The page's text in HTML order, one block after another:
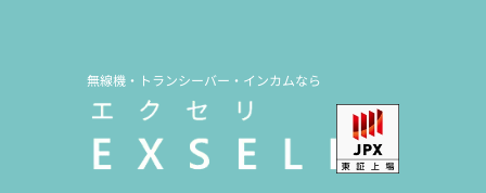
無線機・トランシーバー・インカムなら